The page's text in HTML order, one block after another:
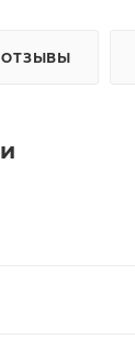
ОТЗЫВЫ